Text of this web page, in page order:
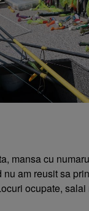
mansa cu
nu am reusit sa
ocupate,